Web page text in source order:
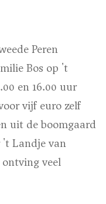
Peren
Bos op 't
en 16.00 uur
vijf euro zelf
uit de boomgaard
't Landje van
veel